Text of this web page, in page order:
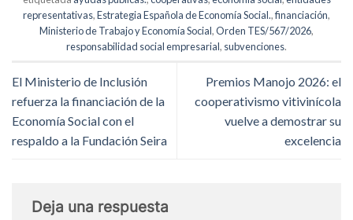
representativas,Estrategia Española de Economía Social.,financiación,
Ministerio de Trabajo y Economía Social,Orden TES/567/2026,
responsabilidad social empresarial, subvenciones.
El Ministerio de Inclusión
refuerza la financiación de la
Economía Social con el
respaldo a la Fundación Seira
Premios Manojo 2026: el
cooperativismo vitivinícola
vuelve a demostrar su
excelencia
Deja una respuesta